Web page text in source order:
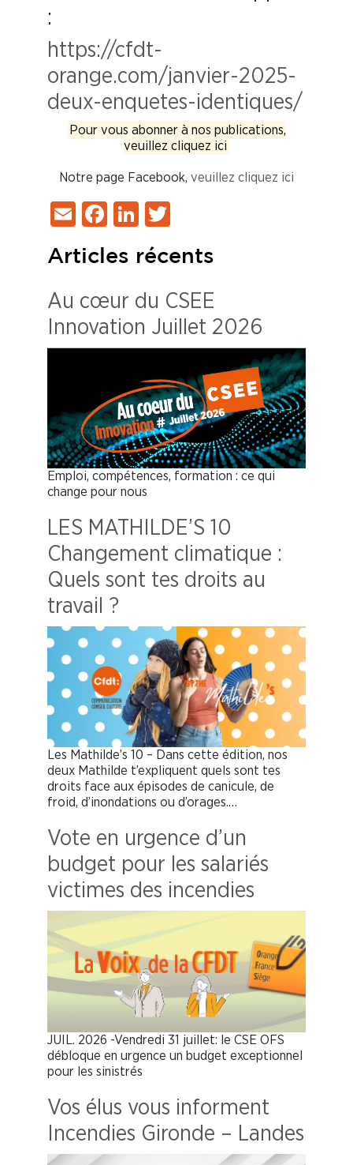
:
https://cfdt-
orange.com/janvier-2025-
deux-enquetes-identiques/
Pour vous abonner à nos publications,
veuillez cliquez ici
Notre page Facebook, veuillez cliquez ici
EmailFacebook
LinkedIn
Articles récents
Au cœur du CSEE
Innovation Juillet 2026
Emploi, compétences, formation : ce qui
change pour nous
LES MATHILDE’S 10
Changement climatique :
Quels sont tes droits au
travail ?
Les Mathilde’s 10 – Dans cette édition, nos
deux Mathilde t’expliquent quels sont tes
droits face aux épisodes de canicule, de
froid, d’inondations ou d’orages.…
Vote en urgence d’un
budget pour les salariés
victimes des incendies
JUIL. 2026 -Vendredi 31 juillet: le CSE OFS
débloque en urgence un budget exceptionnel
pour les sinistrés
Vos élus vous informent
Incendies Gironde – Landes